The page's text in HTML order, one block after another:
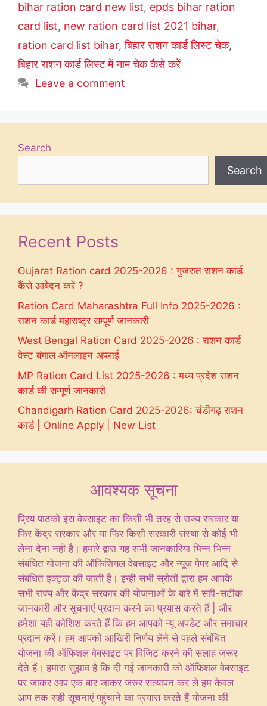
bihar ration card new list, epds bihar ration
card list, new ration card list 2021 bihar,
ration card list bihar,बिहार राशन कार्ड लिस्ट चेक,
बिहार राशन कार्ड लिस्ट में नाम चेक कैसे करें
Leave a comment
Search
Search
Recent Posts
Gujarat Ration card 2025-2026 : गुजरात राशन कार्ड
कैंसे आबेदन करें ?
Ration Card Maharashtra Full Info 2025-2026 :
राशन कार्ड महाराष्ट्र सम्पूर्ण जानकारी
West Bengal Ration Card 2025-2026 : राशन कार्ड
वेस्ट बंगाल ऑनलाइन अप्लाई
MP Ration Card List 2025-2026 : मध्य प्रदेश राशन
कार्ड की सम्पूर्ण जानकारी
Chandigarh Ration Card 2025-2026: चंडीगढ़ राशन
कार्ड | Online Apply | New List
आवश्यक सूचना
प्रिय पाठको इस वेबसाइट का किसी भी तरह से राज्य सरकार या
फिर केंद्र सरकार और या फिर किसी सरकारी संस्था से कोई भी
लेना देना नही है। हमारे द्वारा यह सभी जानकारिया भिन्न भिन्न
संबंधित योजना की ऑफिशियल वेबसाइट और न्यूज पेपर आदि से
संबंधित इक्ट्ठा की जाती है। इन्ही सभी स्रोतों द्वारा हम आपके
सभी राज्य और केंद्र सरकार की योजनाओं के बारे में सही-सटीक
जानकारी और सूचनाएं प्रदान करने का प्रयास करते हैं | और
हमेशा यही कोशिश करते हैं कि हम आपको न्यू अपडेट और समाचार
प्रदान करें। हम आपको आखिरी निर्णय लेने से पहले संबंधित
योजना की ऑफिशल वेबसाइट पर विजिट करने की सलाह जरूर
देते हैं। हमारा सुझाव है कि दी गई जानकारी को ऑफिशल वेबसाइट
पर जाकर आप एक बार जाकर जरुर सत्यापन कर ले हम केवल
आप तक सही सूचनाएं पहुंचाने का प्रयास करते हैं योजना की